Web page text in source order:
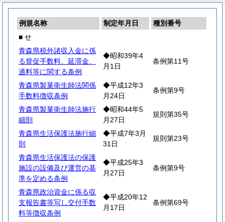
例規名称 制定年月日
種別番号
■ せ
青森県税外諸収入金に係
る督促手数料、延滞金、
過料等に関する条例
◆昭和39年4
月1日
条例第11号
青森県製菓衛生師法関係
手数料徴収条例
◆平成12年3
月24日
条例第9号
青森県製菓衛生師法施行
細則
◆昭和44年5
月27日
規則第35号
青森県生活保護法施行細
則
◆平成7年3月
31日
規則第23号
青森県生活保護法の保護
施設の設備及び運営の基
準を定める条例
◆平成25年3
月27日
条例第9号
青森県政治資金に係る収
支報告書等写し交付手数
料等徴収条例
◆平成20年12
月17日
条例第69号